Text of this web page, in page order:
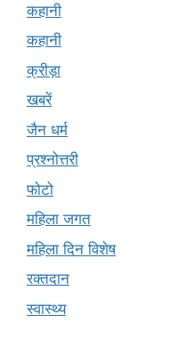
कहानी
कहानी
क्रीड़ा
खबरें
जैन धर्म
प्रश्नोत्तरी
फोटो
महिला जगत
महिला दिन विशेष
रक्तदान
स्वास्थ्य